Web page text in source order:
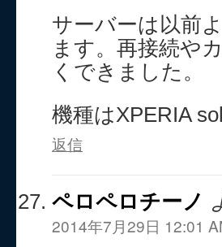
サーバーは以前
ます。再接続や
くできました。
機種はXPERIA
返信
ペロペロチーノ
2014年7月29日 12:01